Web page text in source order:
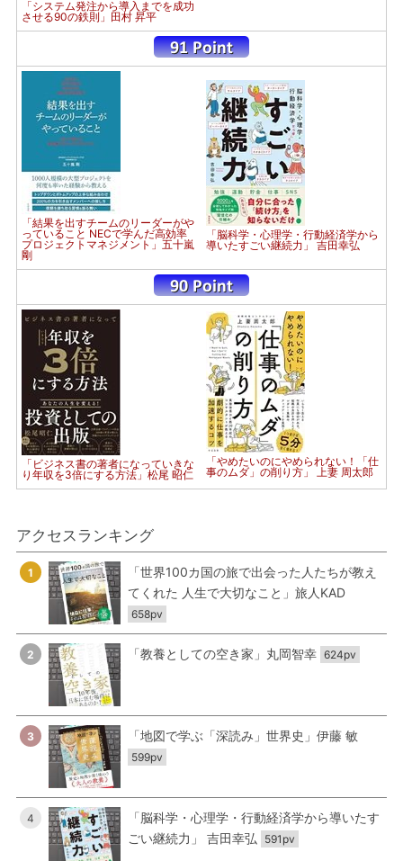
「システム発注から導入までを成功
させる90の鉄則」田村 昇平
「結果を出すチームのリーダーがや
っていること NECで学んだ高効率
プロジェクトマネジメント」五十嵐
剛
「脳科学・心理学・行動経済学から
導いたすごい継続力」 吉田幸弘
「ビジネス書の著者になっていきな
り年収を3倍にする方法」松尾 昭仁
「やめたいのにやめられない！「仕
事のムダ」の削り方」 上妻 周太郎
アクセスランキング
1
「世界100カ国の旅で出会った人たちが教え
てくれた 人生で大切なこと」旅人KAD
658pv
2 「教養としての空き家」丸岡智幸 624pv
3 「地図で学ぶ「深読み」世界史」伊藤 敏
599pv
4
「脳科学・心理学・行動経済学から導いたす
ごい継続力」 吉田幸弘
591pv